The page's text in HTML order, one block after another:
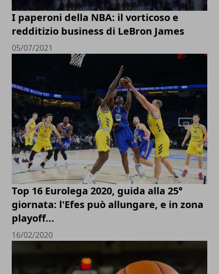
I paperoni della NBA: il vorticoso e
redditizio business di LeBron James
05/07/2021
Top 16 Eurolega 2020, guida alla 25°
giornata: l'Efes può allungare, e in zona
playoff...
16/02/2020